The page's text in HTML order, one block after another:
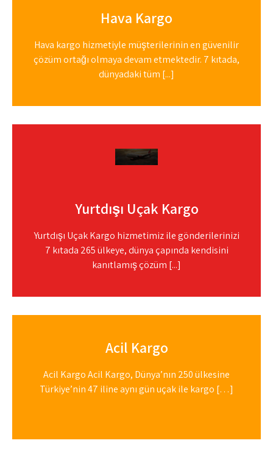
Hava Kargo
Hava kargo hizmetiyle müşterilerinin en güvenilir
çözüm ortağı olmaya devam etmektedir. 7 kıtada,
dünyadaki tüm [...]
Yurtdışı Uçak Kargo
Yurtdışı Uçak Kargo hizmetimiz ile gönderilerinizi
7 kıtada 265 ülkeye, dünya çapında kendisini
kanıtlamış çözüm [...]
Acil Kargo
Acil Kargo Acil Kargo, Dünya’nın 250 ülkesine
Türkiye’nin 47 iline aynı gün uçak ile kargo […]